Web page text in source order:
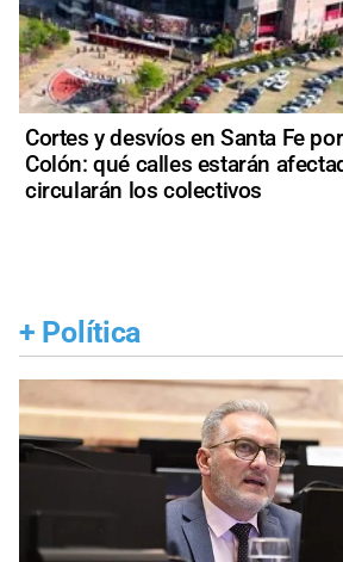
Cortes y desvíos en Santa Fe
Colón: qué calles estarán
circularán los colectivos
+ Política